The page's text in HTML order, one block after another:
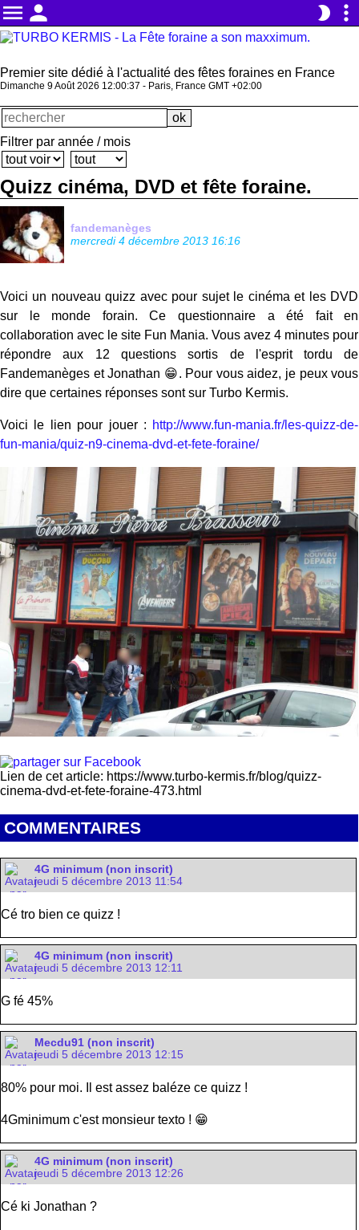
menu person brightness_2 more_vert
Premier site dédié à l'actualité des fêtes foraines en France
Dimanche 9 Août 2026 12:00:38 - Paris, France GMT +02:00
Filtrer par année / mois
Quizz cinéma, DVD et fête foraine.
fandemanèges
mercredi 4 décembre 2013 16:16
Voici un nouveau quizz avec pour sujet le cinéma et les DVD
sur le monde forain. Ce questionnaire a été fait en
collaboration avec le site Fun Mania. Vous avez 4 minutes pour
répondre aux 12 questions sortis de l'esprit tordu de
Fandemanèges et Jonathan 😁. Pour vous aidez, je peux vous
dire que certaines réponses sont sur Turbo Kermis.
Voici le lien pour jouer : http://www.fun-mania.fr/les-quizz-de-
fun-mania/quiz-n9-cinema-dvd-et-fete-foraine/
Lien de cet article: https://www.turbo-kermis.fr/blog/quizz-
cinema-dvd-et-fete-foraine-473.html
COMMENTAIRES
4G minimum (non inscrit)
jeudi 5 décembre 2013 11:54
Cé tro bien ce quizz !
4G minimum (non inscrit)
jeudi 5 décembre 2013 12:11
G fé 45%
Mecdu91 (non inscrit)
jeudi 5 décembre 2013 12:15
80% pour moi. Il est assez baléze ce quizz !
4Gminimum c'est monsieur texto ! 😁
4G minimum (non inscrit)
jeudi 5 décembre 2013 12:26
Cé ki Jonathan ?